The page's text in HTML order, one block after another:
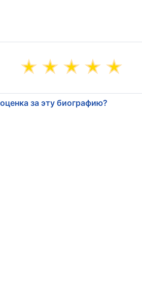
за эту биографию?